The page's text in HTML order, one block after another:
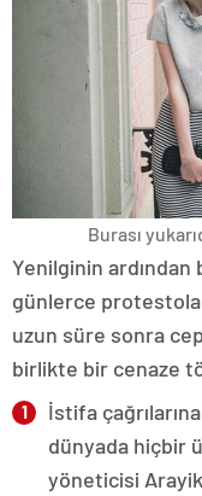
Burası
Yenilginin
günlerce
uzun süre sonra
birlikte bir cenaze
İstifa
dünyada hiçbir
yöneticisi